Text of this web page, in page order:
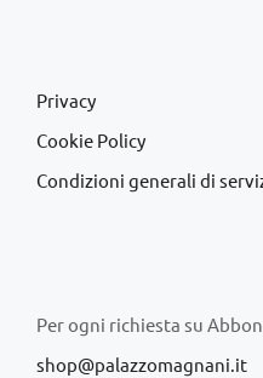
Privacy
Cookie Policy
Condizioni generali di
Per ogni richiesta su
shop@palazzomagnani.it